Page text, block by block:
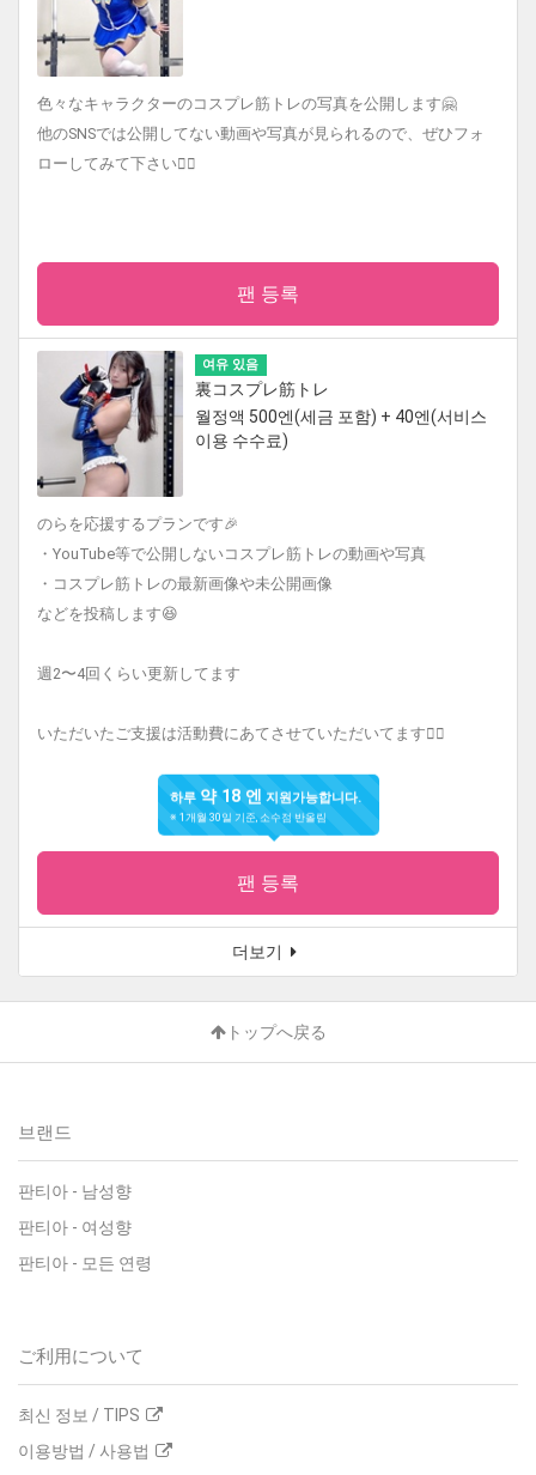
色々なキャラクターのコスプレ筋トレの写真を公開します🤗
他のSNSでは公開してない動画や写真が見られるので、ぜひフォ
ローしてみて下さい🙇‍♀️
팬 등록
여유 있음
裏コスプレ筋トレ
월정액 500엔(세금 포함) + 40엔(서비스
이용 수수료)
のらを応援するプランです🎉
・YouTube等で公開しないコスプレ筋トレの動画や写真
・コスプレ筋トレの最新画像や未公開画像
などを投稿します😆
週2〜4回くらい更新してます
いただいたご支援は活動費にあてさせていただいてます🙇‍♀️
하루 약 18 엔지원가능합니다.
※ 1개월 30일 기준, 소수점 반올림
팬 등록
더보기
トップへ戻る
브랜드
판티아 - 남성향
판티아 - 여성향
판티아 - 모든 연령
ご利用について
최신 정보 / TIPS
이용방법 / 사용법